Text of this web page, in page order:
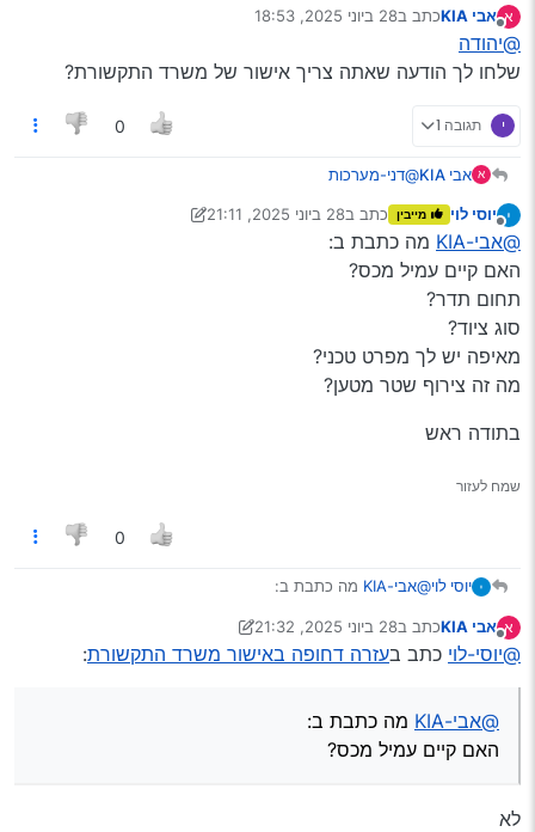
גם לי יש כזה תקוע אבל בנתיים לא אמרו לי כלום.
א
מנותק
אבי KIA כתב ב28 ביוני 2025, 18:53
נערך לאחרונה על ידי
@יהודה
שלחו לך הודעה שאתה צריך אישור של משרד התקשורת?
י תגובה 1 0
א אבי KIA
@דני-מערכות
שלחתי אני מקווה שזה יעבור
יוסי לוי מייבין כתב ב28 ביוני 2025, 21:11
נערך לאחרונה על ידי יוסי לוי
@אבי-KIA
מה כתבת ב:
האם קיים עמיל מכס?
תחום תדר?
סוג ציוד?
מאיפה יש לך מפרט טכני?
מה זה צירוף שטר מטען?
בתודה ראש
שמח לעזור
0
יוסי לוי@אבי-KIA
מה כתבת ב:
תחום תדר?
סוג ציוד?
בתודה ראש א
מנותק
אבי KIA כתב ב28 ביוני 2025, 21:32
נערך לאחרונה על ידי יוני7 בינו׳ 2025, 10:29
@יוסי-לוי כתב בעזרה דחופה באישור משרד התקשורת:
@אבי-KIA
מה כתבת ב:
האם קיים עמיל מכס?
לא